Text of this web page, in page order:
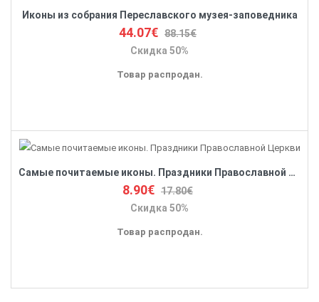
Иконы из собрания Переславского музея-заповедника
44.07€ 88.15€
Скидка 50%
Товар распродан.
Самые почитаемые иконы. Праздники Православной Церкви
8.90€ 17.80€
Скидка 50%
Товар распродан.